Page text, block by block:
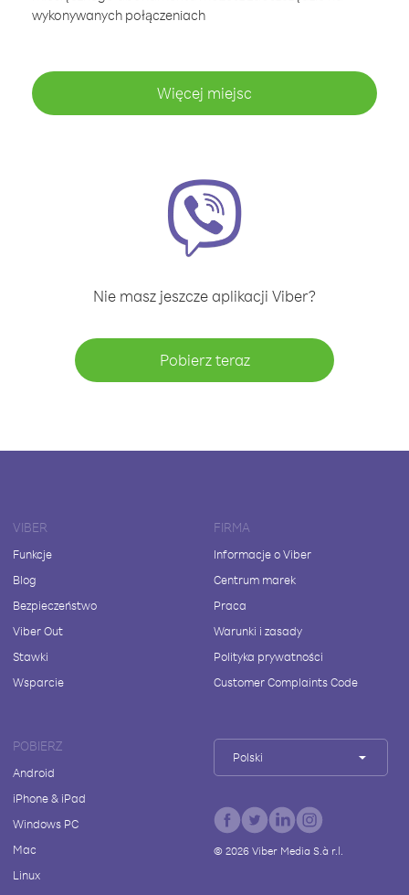
wykonywanych połączeniach
Więcej miejsc
Nie masz jeszcze aplikacji Viber?
Pobierz teraz
VIBER
Funkcje
Blog
Bezpieczeństwo
Viber Out
Stawki
Wsparcie
FIRMA
Informacje o Viber
Centrum marek
Praca
Warunki i zasady
Polityka prywatności
Customer Complaints Code
POBIERZ
Android
iPhone & iPad
Windows PC
Mac
Linux
Polski
© 2026Viber Media S.à r.l.